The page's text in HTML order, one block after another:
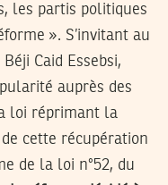
les partis politiques
». S’invitant au
Béji Caid Essebsi,
auprès des
loi réprimant la
de cette récupération
de la loi n°52, du